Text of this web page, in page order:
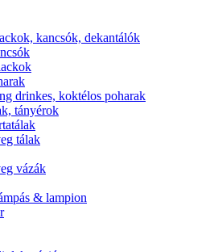
kancsók, dekantálók
drinkes, koktélos poharak
tányérok
tálak
vázák
& lampion